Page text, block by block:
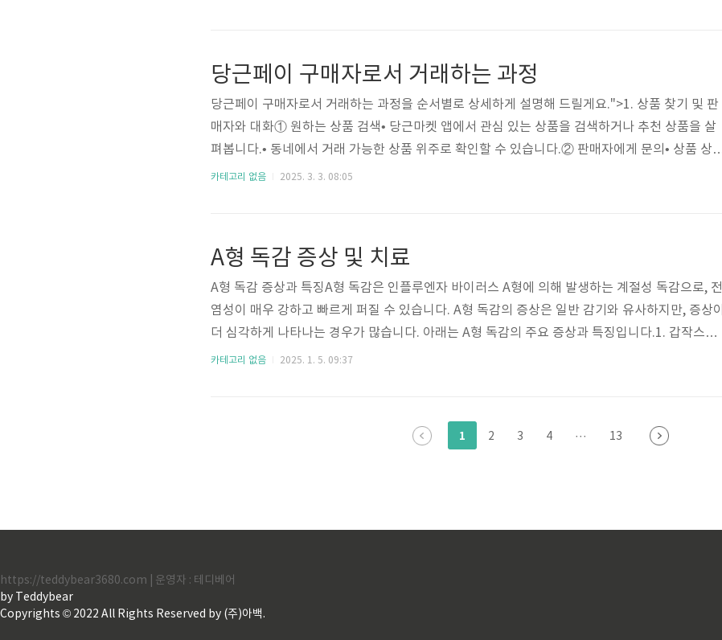
당근페이 구매자로서 거래하는 과정
당근페이 구매자로서 거래하는 과정을 순서별로 상세하게 설명해 드릴게요.">1. 상품 찾기 및 판
매자와 대화① 원하는 상품 검색• 당근마켓 앱에서 관심 있는 상품을 검색하거나 추천 상품을 살
펴봅니다.• 동네에서 거래 가능한 상품 위주로 확인할 수 있습니다.② 판매자에게 문의• 상품 상
태, 사용 기간, 하자 여부 등을 판매자에게 채팅으로 문의합니다.• 판매자가 당근페이 결제를 지원
진행① 결제 요청 수락• 판매자가 보낸 당..
카테고리 없음 2025. 3. 3. 08:05
A형 독감 증상 및 치료
A형 독감 증상과 특징A형 독감은 인플루엔자 바이러스 A형에 의해 발생하는 계절성 독감으로, 전
염성이 매우 강하고 빠르게 퍼질 수 있습니다. A형 독감의 증상은 일반 감기와 유사하지만, 증상이
더 심각하게 나타나는 경우가 많습니다. 아래는 A형 독감의 주요 증상과 특징입니다.1. 갑작스러
운 발열A형 독감의 가장 흔한 증상은 갑작스러운 고열입니다. 체온이 38~40도까지 상승할 수 있
발생하며, 일상생활이 어려울 정도로 심각하게 느껴질 수 있습니다.3. 두통강한 두통이 나타나며,
특히 눈 주위나 이마 부근에서 통증을 느..
카테고리 없음 2025. 1. 5. 09:37
1 2 3 4 ··· 13
https://teddybear3680.com | 운영자 : 테디베어
by Teddybear
Copyrights © 2022 All Rights Reserved by (주)아백.